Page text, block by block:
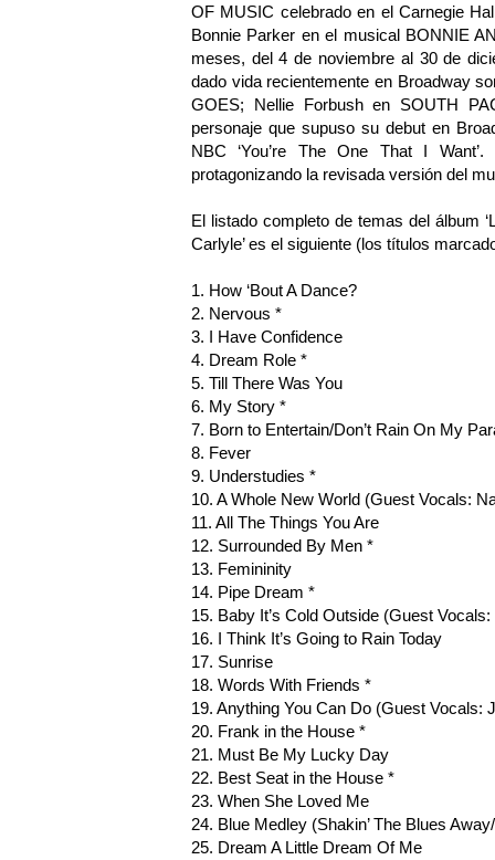
OF MUSIC celebrado en el Carnegie
Bonnie Parker en el musical BONNIE
meses, del 4 de noviembre al 30 de
dado vida recientemente en Broadway
GOES; Nellie Forbush en SOUTH
personaje que supuso su debut en
NBC ‘You’re The One That I
protagonizando la revisada versión del
El listado completo de temas del álbum
Carlyle’ es el siguiente (los títulos
1. How ‘Bout A Dance?
2. Nervous *
3. I Have Confidence
4. Dream Role *
5. Till There Was You
6. My Story *
7. Born to Entertain/Don’t Rain On My
8. Fever
9. Understudies *
10. A Whole New World (Guest Vocals:
11. All The Things You Are
12. Surrounded By Men *
13. Femininity
14. Pipe Dream *
15. Baby It’s Cold Outside (Guest
16. I Think It’s Going to Rain Today
17. Sunrise
18. Words With Friends *
19. Anything You Can Do (Guest Vocals:
20. Frank in the House *
21. Must Be My Lucky Day
22. Best Seat in the House *
23. When She Loved Me
24. Blue Medley (Shakin’ The Blues
25. Dream A Little Dream Of Me